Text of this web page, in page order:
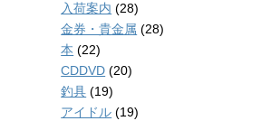
入荷案内 (28)
金券・貴金属 (28)
本 (22)
CDDVD (20)
釣具 (19)
アイドル (19)